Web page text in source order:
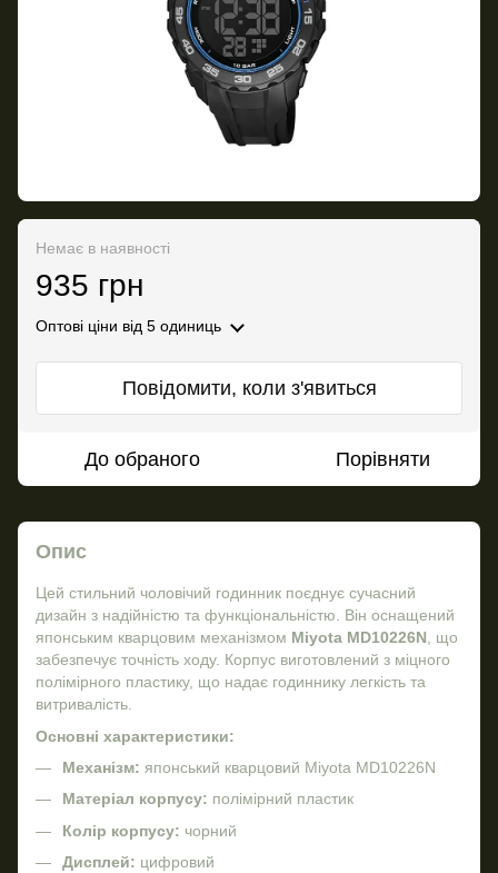
Немає в наявності
935 грн
Оптові ціни від 5 одиниць
Повідомити, коли з'явиться
До обраного Порівняти
Опис
Цей стильний чоловічий годинник поєднує сучасний
дизайн з надійністю та функціональністю. Він оснащений
японським кварцовим механізмом Miyota MD10226N , що
забезпечує точність ходу. Корпус виготовлений з міцного
полімірного пластику, що надає годиннику легкість та
витривалість.
Основні характеристики:
Механізм: японський кварцовий Miyota MD10226N
Матеріал корпусу: полімірний пластик
Колір корпусу: чорний
Дисплей: цифровий